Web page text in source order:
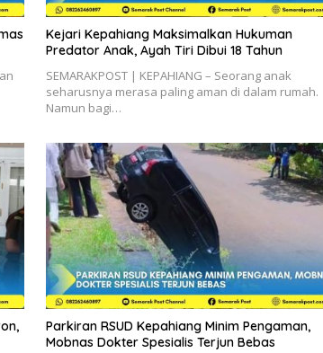
Kejari Kepahiang Maksimalkan Hukuman
Predator Anak, Ayah Tiri Dibui 18 Tahun
SEMARAKPOST | KEPAHIANG – Seorang anak
seharusnya merasa paling aman di dalam rumah.
Namun bagi…
Parkiran RSUD Kepahiang Minim Pengaman,
Mobnas Dokter Spesialis Terjun Bebas